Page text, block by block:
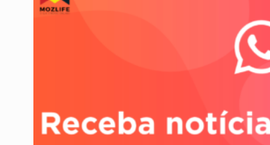
O programa, cuja
A nova legislação
O Departamento de
A final coloca frente